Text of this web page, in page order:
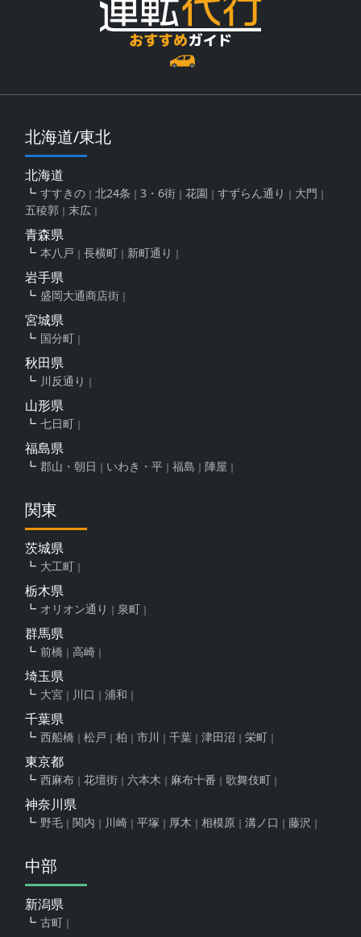
北海道/東北
北海道
すすきの 北24条 3・6街 花園 すずらん通り
大門
五稜郭
末広
青森県
本八戸 長横町 新町通り
岩手県
盛岡大通商店街
宮城県
国分町
秋田県
川反通り
山形県
七日町
福島県
郡山・朝日 いわき・平 福島 陣屋
関東
茨城県
大工町
栃木県
オリオン通り 泉町
群馬県
前橋 高崎
埼玉県
大宮 川口 浦和
千葉県
西船橋 松戸 柏 市川 千葉 津田沼 栄町
東京都
西麻布 花壇街 六本木 麻布十番 歌舞伎町
神奈川県
野毛 関内 川崎 平塚 厚木 相模原 溝ノ口 藤沢
中部
新潟県
古町